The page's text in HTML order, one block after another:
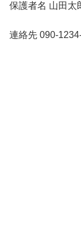
保護者名 山田太
連絡先 090-